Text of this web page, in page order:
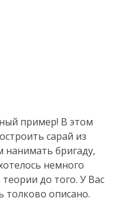
пример! В этом
сарай из
нанимать бригаду,
немного
до того. У Вас
толково описано.